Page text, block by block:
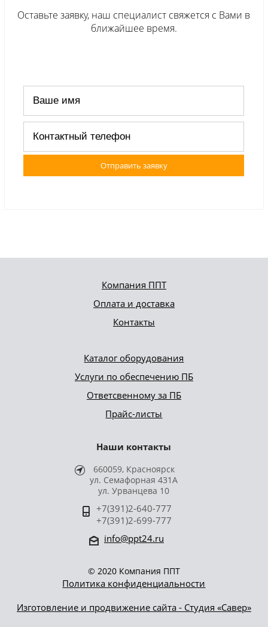
Оставьте заявку, наш специалист свяжется с Вами в
ближайшее время.
Отправить заявку
Компания ППТ
Оплата и доставка
Контакты
Каталог оборудования
Услуги по обеспечению ПБ
Ответсвенному за ПБ
Прайс-листы
Наши контакты
660059, Красноярск
ул. Семафорная 431А
ул. Урванцева 10
+7(391)2-640-777
+7(391)2-699-777
info@ppt24.ru
© 2020 Компания ППТ
Политика конфиденциальности
Изготовление и продвижение сайта - Студия «Савер»